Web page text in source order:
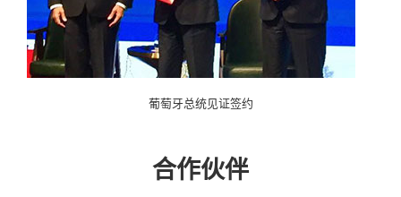
葡萄牙总统见证签约
合作伙伴